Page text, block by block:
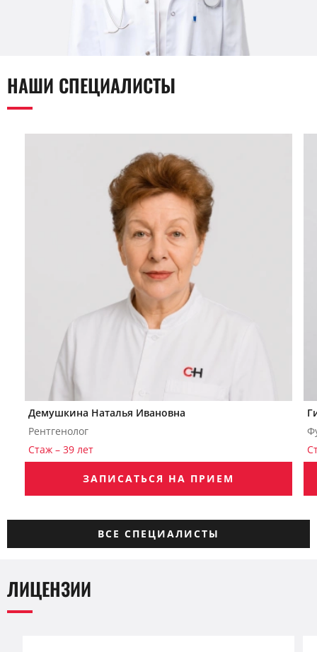
НАШИ СПЕЦИАЛИСТЫ
Демушкина Наталья Ивановна
Рентгенолог
Стаж – 39 лет
ЗАПИСАТЬСЯ НА ПРИЕМ
ВСЕ СПЕЦИАЛИСТЫ
ЛИЦЕНЗИИ